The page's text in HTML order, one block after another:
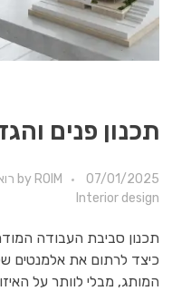
תכנון פנים
07/01/2025
by ROIM רואים אותך
Interior design
תכנון סביבת העבודה
כיצד לרתום את אלמנטים
המותג, מבלי לוותר על